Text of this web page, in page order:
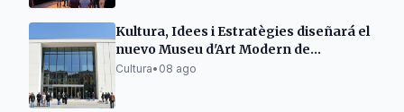
Kultura, Idees i Estratègies diseñará el
nuevo Museu d'Art Modern de
Tarragona
Cultura• 08 ago